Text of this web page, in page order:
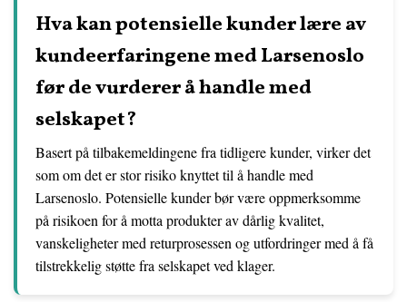
Hva kan potensielle kunder lære av
kundeerfaringene med Larsenoslo
før de vurderer å handle med
selskapet?
Basert på tilbakemeldingene fra tidligere kunder, virker det
som om det er stor risiko knyttet til å handle med
Larsenoslo. Potensielle kunder bør være oppmerksomme
på risikoen for å motta produkter av dårlig kvalitet,
vanskeligheter med returprosessen og utfordringer med å få
tilstrekkelig støtte fra selskapet ved klager.